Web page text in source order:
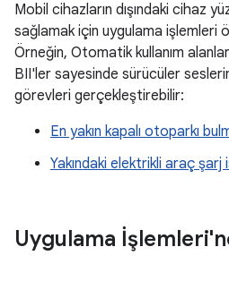
Mobil cihazların dışındaki cihaz
sağlamak için uygulama işlemleri
Örneğin, Otomatik kullanım
BII'ler sayesinde sürücüler
görevleri gerçekleştirebilir:
En yakın kapalı otoparkı
Yakındaki elektrikli araç şarj
Uygulama